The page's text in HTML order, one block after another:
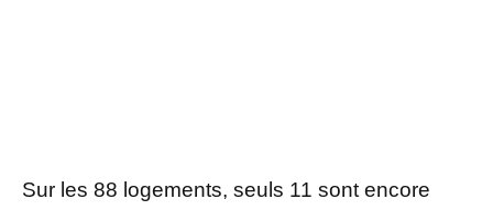
Sur les 88 logements, seuls 11 sont encore